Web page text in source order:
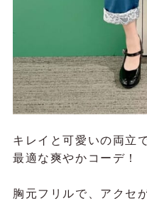
キレイと可愛いの両立
最適な爽やかコーデ！
胸元フリルで、アクセ